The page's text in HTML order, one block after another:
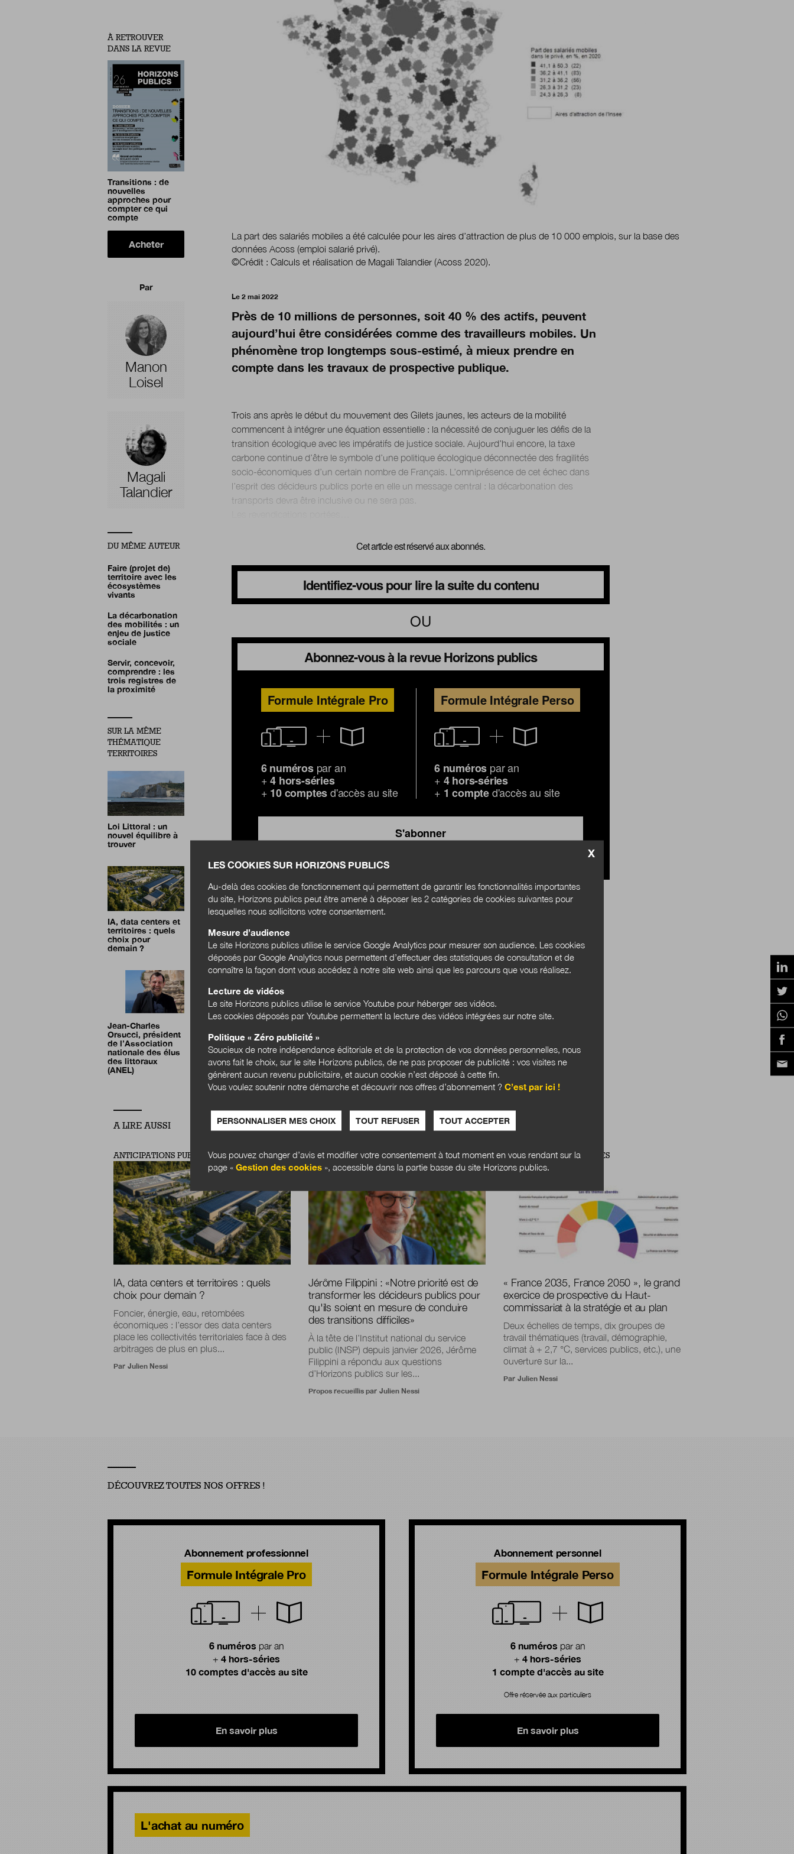
La part des salariés mobiles a été calculée pour les aires d’attraction de plus de 10 000 emplois, sur la base des
données Acoss (emploi salarié privé).
©Crédit : Calculs et réalisation de Magali Talandier (Acoss 2020).
Le 2 mai 2022
Près de 10 millions de personnes, soit 40 % des actifs, peuvent
aujourd’hui être considérées comme des travailleurs mobiles. Un
phénomène trop longtemps sous-estimé, à mieux prendre en
compte dans les travaux de prospective publique.
Trois ans après le début du mouvement des Gilets jaunes, les acteurs de la mobilité
commencent à intégrer une équation essentielle : la nécessité de conjuguer les défis de la
transition écologique avec les impératifs de justice sociale. Aujourd’hui encore, la taxe
carbone continue d’être le symbole d’une politique écologique déconnectée des fragilités
socio-économiques d’un certain nombre de Français. L’omniprésence de cet échec dans
l’esprit des décideurs publics porte en elle un message central : la décarbonation des
transports devra être inclusive ou ne sera pas.
Cet article est réservé aux abonnés.
Identifiez-vous pour lire la suite du contenu
OU
Abonnez-vous à la revue Horizons publics
Formule Intégrale Pro
6 numérospar an
+4 hors-séries
+ 10 comptesd'accès au site
Formule Intégrale Perso
6 numéros par an
+ 4 hors-séries
+ 1 compted'accès au site
S'abonner
À RETROUVER
DANS LA REVUE
Transitions : de
nouvelles
approches pour
compter ce qui
compte
Acheter
Par
Manon
Loisel
Magali
Talandier
DU MÊME AUTEUR
Faire (projet de)
territoire avec les
écosystèmes
vivants
La décarbonation
des mobilités : un
enjeu de justice
sociale
Servir, concevoir,
comprendre : les
trois registres de
la proximité
SUR LA MÊME
THÉMATIQUE
TERRITOIRES
Loi Littoral : un
nouvel équilibre à
trouver
IA, data centers et
territoires : quels
choix pour
demain ?
Jean-Charles
Orsucci, président
de l’Association
nationale des élus
des littoraux
(ANEL)
A LIRE AUSSI
ANTICIPATIONS PUBLIQUES
IA, data centers et territoires : quels
choix pour demain ?
Foncier, énergie, eau, retombées
économiques : l’essor des data centers
place les collectivités territoriales face à des
arbitrages de plus en plus...
Par Julien Nessi
ANTICIPATIONS PUBLIQUES
Jérôme Filippini : «Notre priorité est de
transformer les décideurs publics pour
qu'ils soient en mesure de conduire
des transitions difficiles»
À la tête de l’Institut national du service
public (INSP) depuis janvier 2026, Jérôme
Filippini a répondu aux questions
d’Horizons publics sur les...
Propos recueillis par Julien Nessi
ANTICIPATIONS PUBLIQUES
« France 2035, France 2050 », le grand
exercice de prospective du Haut-
commissariat à la stratégie et au plan
Deux échelles de temps, dix groupes de
travail thématiques (travail, démographie,
climat à + 2,7 °C, services publics, etc.), une
ouverture sur la...
Par Julien Nessi
DÉCOUVREZ TOUTES NOS OFFRES !
Abonnement professionnel
Formule Intégrale Pro
6 numéros par an
+ 4 hors-séries
10 comptes d'accès au site
En savoir plus
Abonnement personnel
Formule Intégrale Perso
6 numéros par an
+ 4 hors-séries
1 compte d'accès au site
Offre réservée aux particuliers
En savoir plus
L'achat au numéro
X
LES COOKIES SUR HORIZONS PUBLICS
Au-delà des cookies de fonctionnement qui permettent de garantir les fonctionnalités importantes
du site, Horizons publics peut être amené à déposer les 2 catégories de cookies suivantes pour
lesquelles nous sollicitons votre consentement.
Mesure d’audience
Le site Horizons publics utilise le service Google Analytics pour mesurer son audience. Les cookies
déposés par Google Analytics nous permettent d’effectuer des statistiques de consultation et de
connaître la façon dont vous accédez à notre site web ainsi que les parcours que vous réalisez.
Lecture de vidéos
Le site Horizons publics utilise le service Youtube pour héberger ses vidéos.
Les cookies déposés par Youtube permettent la lecture des vidéos intégrées sur notre site.
Politique « Zéro publicité »
Soucieux de notre indépendance éditoriale et de la protection de vos données personnelles, nous
avons fait le choix, sur le site Horizons publics, de ne pas proposer de publicité : vos visites ne
génèrent aucun revenu publicitaire, et aucun cookie n’est déposé à cette fin.
Vous voulez soutenir notre démarche et découvrir nos offres d’abonnement ? C’est par ici !
PERSONNALISER MES CHOIX TOUT REFUSER TOUT ACCEPTER
Vous pouvez changer d’avis et modifier votre consentement à tout moment en vous rendant sur la
page « Gestion des cookies », accessible dans la partie basse du site Horizons publics.